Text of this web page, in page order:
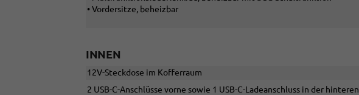
• Vordersitze, beheizbar
INNEN
12V-Steckdose im Kofferraum
2 USB-C-Anschlüsse vorne sowie 1 USB-C-Ladeanschluss in der